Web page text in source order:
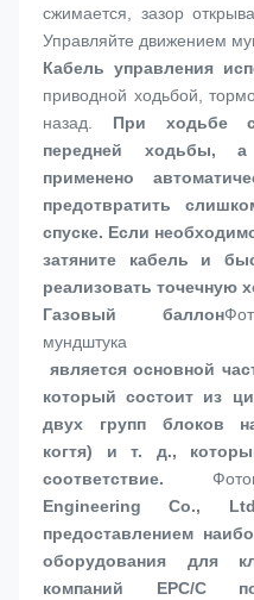
сжимается, зазор
Управляйте движением
Кабель управления
приводной ходьбой,
назад.
При ходьбе
передней ходьбы,
применено
предотвратить
спуске. Если
затяните кабель и
реализовать точечную
Газовый баллон
мундштука
который состоит из
двух групп блоков
когтя) и т. д.,
соответствие.
Engineering Co., Ltd
предоставлением
оборудования для
компаний EPC/C